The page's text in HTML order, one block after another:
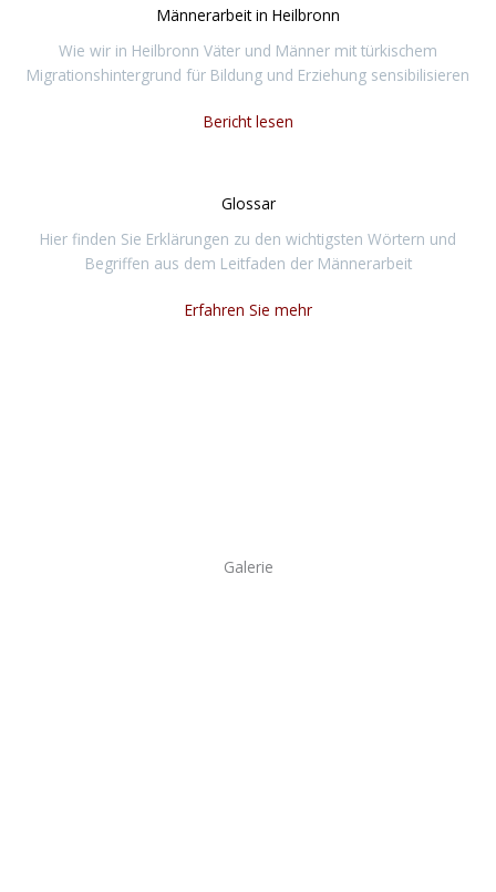
Männerarbeit in Heilbronn
Wie wir in Heilbronn Väter und Männer mit türkischem
Migrationshintergrund für Bildung und Erziehung sensibilisieren
Bericht lesen
Glossar
Hier finden Sie Erklärungen zu den wichtigsten Wörtern und
Begriffen aus dem Leitfaden der Männerarbeit
Erfahren Sie mehr
Galerie